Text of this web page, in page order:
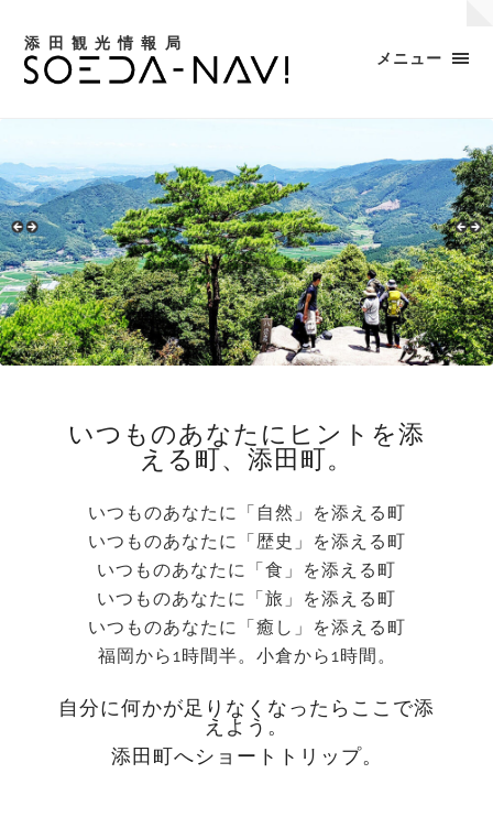
添田観光情報局
メニュー
いつものあなたにヒントを添
える町、添田町。
いつものあなたに「自然」を添える町
いつものあなたに「歴史」を添える町
いつものあなたに「食」を添える町
いつものあなたに「旅」を添える町
いつものあなたに「癒し」を添える町
福岡から1時間半。小倉から1時間。
自分に何かが足りなくなったらここで添
えよう。
添田町へショートトリップ。